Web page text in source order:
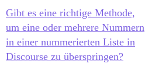
Gibt es eine richtige Methode,
um eine oder mehrere Nummern
in einer nummerierten Liste in
Discourse zu überspringen?